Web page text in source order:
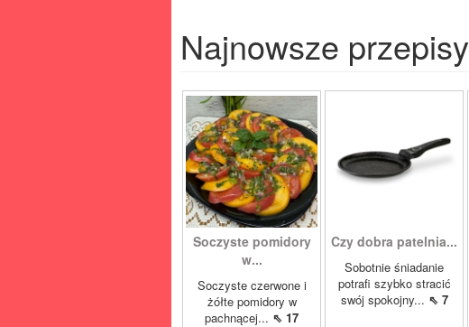
Najnowsze przepisy
Soczyste pomidory
w...
Soczyste czerwone i
żółte pomidory w
pachnącej... ⇖ 17
Czy dobra patelnia...
Sobotnie śniadanie
potrafi szybko stracić
swój spokojny... ⇖ 7